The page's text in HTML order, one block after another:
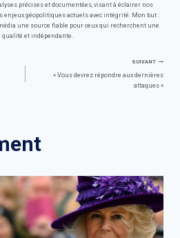
précises et documentées, visant à éclairer nos
enjeux géopolitiques actuels avec intégrité. Mon but :
une source fiable pour ceux qui recherchent une
et indépendante.
SUIVANT
« Vous devrez répondre aux dernières
attaques »